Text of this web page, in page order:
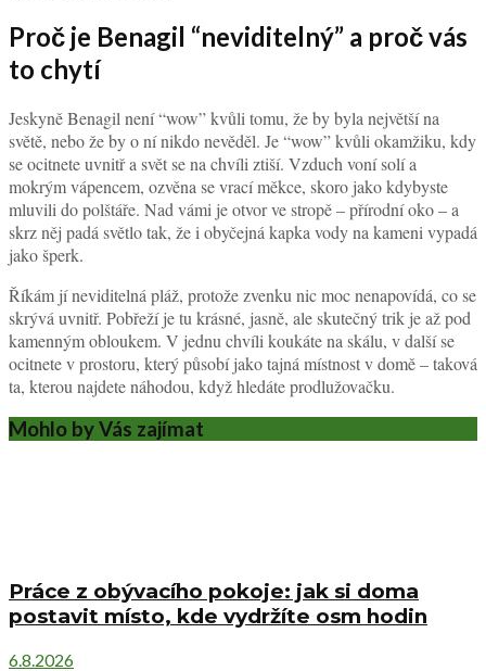
Proč je Benagil “neviditelný” a proč vás
to chytí
Jeskyně Benagil není “wow” kvůli tomu, že by byla největší na
světě, nebo že by o ní nikdo nevěděl. Je “wow” kvůli okamžiku, kdy
se ocitnete uvnitř a svět se na chvíli ztiší. Vzduch voní solí a
mokrým vápencem, ozvěna se vrací měkce, skoro jako kdybyste
mluvili do polštáře. Nad vámi je otvor ve stropě – přírodní oko – a
skrz něj padá světlo tak, že i obyčejná kapka vody na kameni vypadá
jako šperk.
Říkám jí neviditelná pláž, protože zvenku nic moc nenapovídá, co se
skrývá uvnitř. Pobřeží je tu krásné, jasně, ale skutečný trik je až pod
kamenným obloukem. V jednu chvíli koukáte na skálu, v další se
ocitnete v prostoru, který působí jako tajná místnost v domě – taková
ta, kterou najdete náhodou, když hledáte prodlužovačku.
Mohlo by Vás zajímat
Práce z obývacího pokoje: jak si doma
postavit místo, kde vydržíte osm hodin
6.8.2026